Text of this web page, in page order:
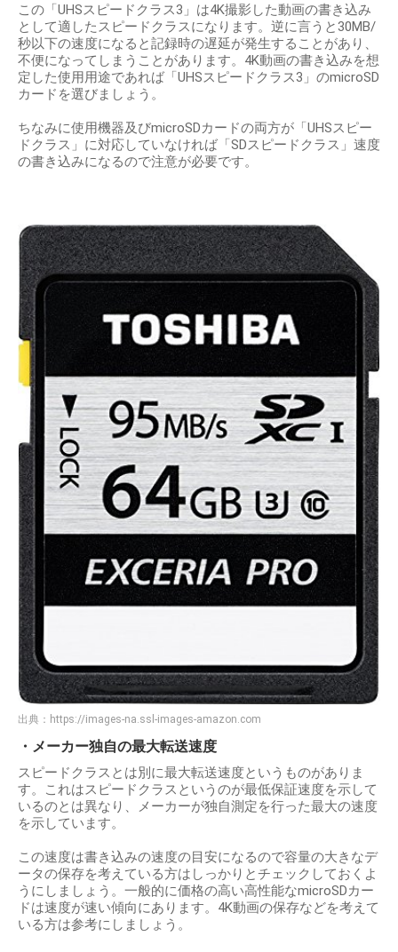
この「UHSスピードクラス3」は4K撮影した動画の書き込み
として適したスピードクラスになります。逆に言うと30MB/
秒以下の速度になると記録時の遅延が発生することがあり、
不便になってしまうことがあります。4K動画の書き込みを想
定した使用用途であれば「UHSスピードクラス3」のmicroSD
カードを選びましょう。
ちなみに使用機器及びmicroSDカードの両方が「UHSスピー
ドクラス」に対応していなければ「SDスピードクラス」速度
の書き込みになるので注意が必要です。
出典： https://images-na.ssl-images-amazon.com
・メーカー独自の最大転送速度
スピードクラスとは別に最大転送速度というものがありま
す。これはスピードクラスというのが最低保証速度を示して
いるのとは異なり、メーカーが独自測定を行った最大の速度
を示しています。
この速度は書き込みの速度の目安になるので容量の大きなデ
ータの保存を考えている方はしっかりとチェックしておくよ
うにしましょう。一般的に価格の高い高性能なmicroSDカー
ドは速度が速い傾向にあります。4K動画の保存などを考えて
いる方は参考にしましょう。